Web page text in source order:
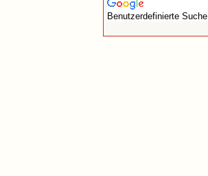
Benutzerdefinierte Suche